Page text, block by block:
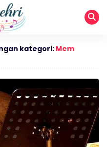
kategori:Mem